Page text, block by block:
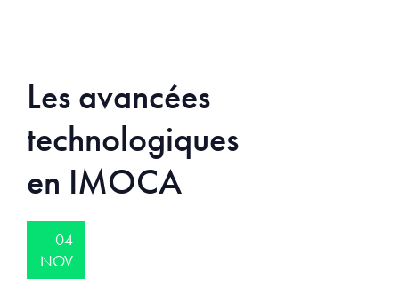
Les avancées
technologiques
en IMOCA
04
NOV